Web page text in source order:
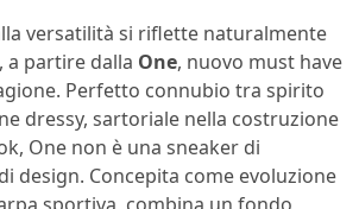
versatilità si riflette naturalmente
a partire dalla One, nuovo must have
Perfetto connubio tra spirito
dressy, sartoriale nella costruzione
One non è una sneaker di
design. Concepita come evoluzione